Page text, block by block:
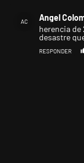
AC Angel
herencia
desastre
RESPONDER